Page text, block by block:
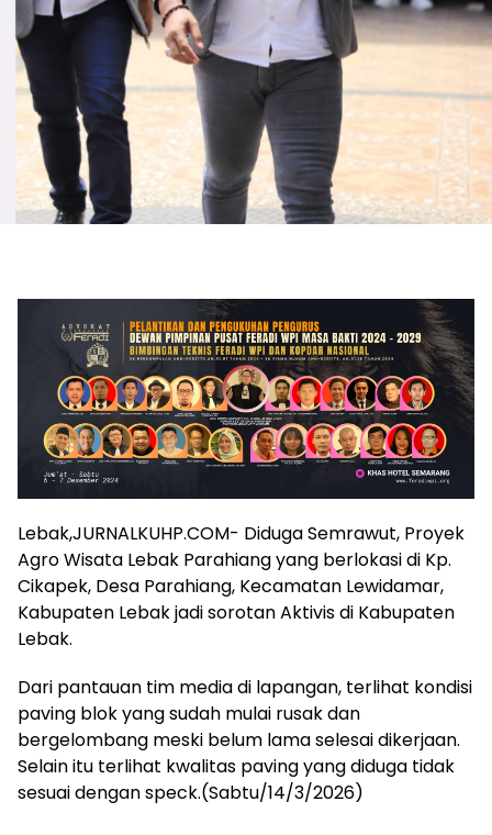
Lebak,JURNALKUHP.COM- Diduga Semrawut, Proyek
Agro Wisata Lebak Parahiang yang berlokasi di Kp.
Cikapek, Desa Parahiang, Kecamatan Lewidamar,
Kabupaten Lebak jadi sorotan Aktivis di Kabupaten
Lebak.
Dari pantauan tim media di lapangan, terlihat kondisi
paving blok yang sudah mulai rusak dan
bergelombang meski belum lama selesai dikerjaan.
Selain itu terlihat kwalitas paving yang diduga tidak
sesuai dengan speck.(Sabtu/14/3/2026)